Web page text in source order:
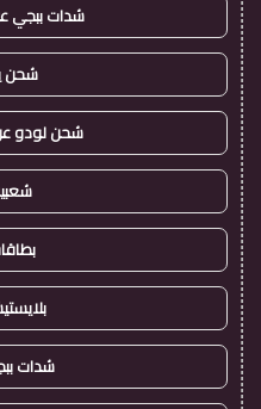
شدات ببجي
شحن
شحن لودو
شدات